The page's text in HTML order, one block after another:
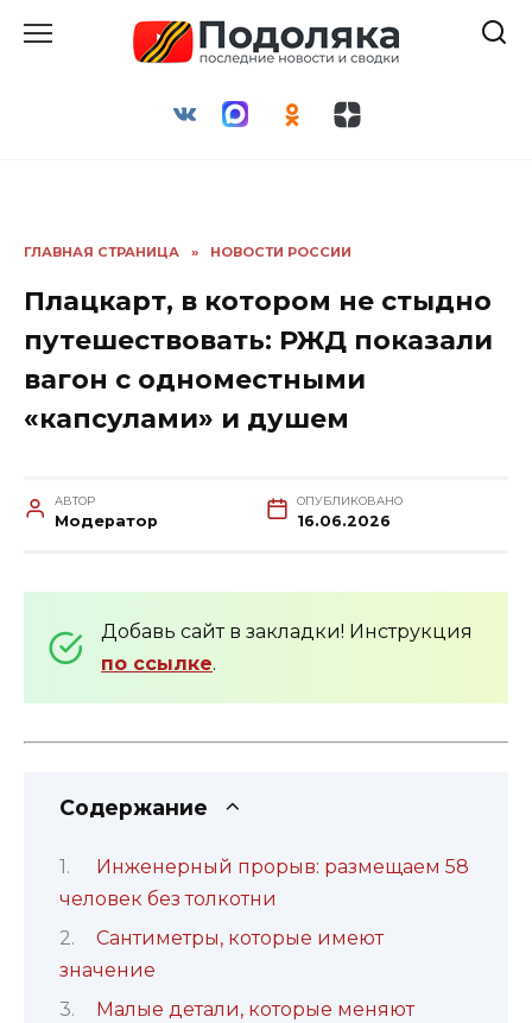
ГЛАВНАЯ СТРАНИЦА » НОВОСТИ РОССИИ
Плацкарт, в котором не стыдно
путешествовать: РЖД показали
вагон с одноместными
«капсулами» и душем
АВТОР
Модератор
ОПУБЛИКОВАНО
16.06.2026
Добавь сайт в закладки! Инструкция
по ссылке.
Содержание
Инженерный прорыв: размещаем 58
человек без толкотни
Сантиметры, которые имеют
значение
Малые детали, которые меняют